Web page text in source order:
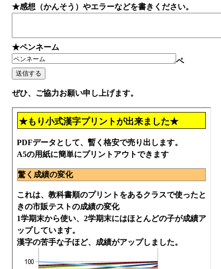
★感想（かんそう）やエラーなどを書きください。
★ペンネーム
ペ
ぜひ、ご協力お願い申し上げます。